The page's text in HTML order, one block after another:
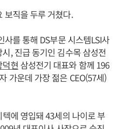
보직을 두루 거쳤다.
를 통해 DS부문 시스템LSI사
, 진급 동기인 김수목 삼성전
덕현 삼성전기 대표와 함께 196
가운데 가장 젊은 CEO(57세)
에 영입돼 43세의 나이로 부